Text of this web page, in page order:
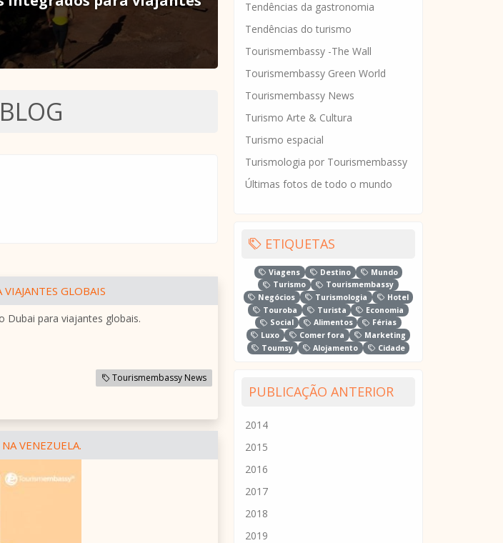
GLOBAIS
Dubai para viajantes globais.
Tourismembassy News
VENEZUELA.
Tendências da gastronomia
Tendências do turismo
Tourismembassy -The Wall
Tourismembassy Green World
Tourismembassy News
Turismo Arte & Cultura
Turismo espacial
Turismologia por Tourismembassy
Últimas fotos de todo o mundo
ETIQUETAS
Viagens Destino
Mundo
Turismo
Tourismembassy
Negócios
Turismologia
Hotel
Touroba
Turista
Economia
Social
Alimentos
Férias
Luxo
Comer fora
Marketing
Toumsy
Alojamento Cidade
PUBLICAÇÃO ANTERIOR
2014
2015
2016
2017
2018
2019